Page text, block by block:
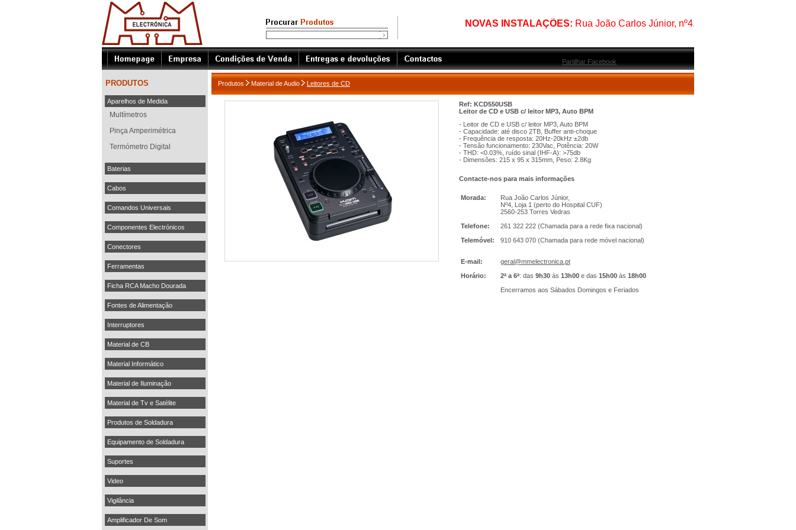
NOVAS INSTALAÇÕES:Rua João Carlos Júnior, nº4, Loja 1, 2560-253 Torres
Partilhar Facebook
PRODUTOS
Aparelhos de Medida
Multímetros
Pinça Amperimétrica
Termómetro Digital
Baterias
Cabos
Comandos Universais
Componentes Electrónicos
Conectores
Ferramentas
Ficha RCA Macho Dourada
Fontes de Alimentação
Interruptores
Material de CB
Material Informático
Material de Iluminação
Material de Tv e Satélite
Produtos de Soldadura
Equipamento de Soldadura
Suportes
Video
Vigilância
Amplificador De Som
Produtos Material de Audio Leitores de CD
Ref: KCD550USB
Leitor de CD e USB c/ leitor MP3, Auto BPM
- Leitor de CD e USB c/ leitor MP3, Auto BPM
- Capacidade: até disco 2TB, Buffer anti-choque
- Frequência de resposta: 20Hz-20kHz ±2db
- Tensão funcionamento: 230Vac, Potência: 20W
- THD: <0.03%, ruído sinal (IHF-A): >75db
- Dimensões: 215 x 95 x 315mm, Peso: 2.8Kg
Contacte-nos para mais informações
Morada:
Rua João Carlos Júnior,
Nº4, Loja 1 (perto do Hospital CUF)
2560-253 Torres Vedras
Telefone:
261 322 222 (Chamada para a rede fixa nacional)
Telemóvel:
910 643 070 (Chamada para rede móvel nacional)
E-mail:
geral@mmelectronica.pt
Horário:
2ª a 6ª: das 9h30às 13h00e das 15h00 às 18h00
Encerramos aos Sábados Domingos e Feriados